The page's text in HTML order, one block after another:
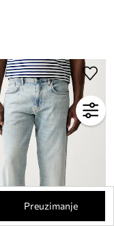
Preuzimanje